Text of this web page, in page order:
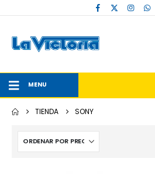
MENU
TIENDA SONY